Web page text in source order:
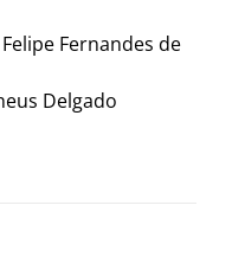
Fernandes de
Delgado